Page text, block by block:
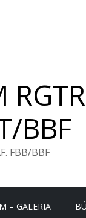
BBF
FBB/BBF
– GALERIA